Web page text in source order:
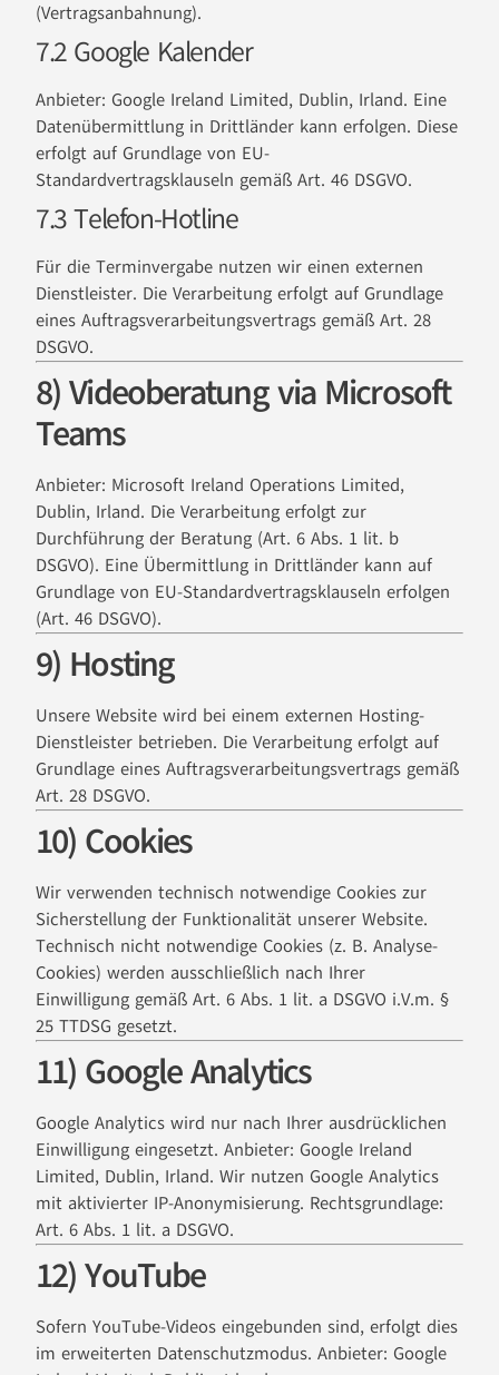
(Vertragsanbahnung).
7.2 Google Kalender
Anbieter: Google Ireland Limited, Dublin, Irland. Eine
Datenübermittlung in Drittländer kann erfolgen. Diese
erfolgt auf Grundlage von EU-
Standardvertragsklauseln gemäß Art. 46 DSGVO.
7.3 Telefon-Hotline
Für die Terminvergabe nutzen wir einen externen
Dienstleister. Die Verarbeitung erfolgt auf Grundlage
eines Auftragsverarbeitungsvertrags gemäß Art. 28
DSGVO.
8) Videoberatung via Microsoft
Teams
Anbieter: Microsoft Ireland Operations Limited,
Dublin, Irland. Die Verarbeitung erfolgt zur
Durchführung der Beratung (Art. 6 Abs. 1 lit. b
DSGVO). Eine Übermittlung in Drittländer kann auf
Grundlage von EU-Standardvertragsklauseln erfolgen
(Art. 46 DSGVO).
9) Hosting
Unsere Website wird bei einem externen Hosting-
Dienstleister betrieben. Die Verarbeitung erfolgt auf
Grundlage eines Auftragsverarbeitungsvertrags gemäß
Art. 28 DSGVO.
10) Cookies
Wir verwenden technisch notwendige Cookies zur
Sicherstellung der Funktionalität unserer Website.
Technisch nicht notwendige Cookies (z. B. Analyse-
Cookies) werden ausschließlich nach Ihrer
Einwilligung gemäß Art. 6 Abs. 1 lit. a DSGVO i.V.m. §
25 TTDSG gesetzt.
11) Google Analytics
Google Analytics wird nur nach Ihrer ausdrücklichen
Einwilligung eingesetzt. Anbieter: Google Ireland
Limited, Dublin, Irland. Wir nutzen Google Analytics
mit aktivierter IP-Anonymisierung. Rechtsgrundlage:
Art. 6 Abs. 1 lit. a DSGVO.
12) YouTube
Sofern YouTube-Videos eingebunden sind, erfolgt dies
im erweiterten Datenschutzmodus. Anbieter: Google